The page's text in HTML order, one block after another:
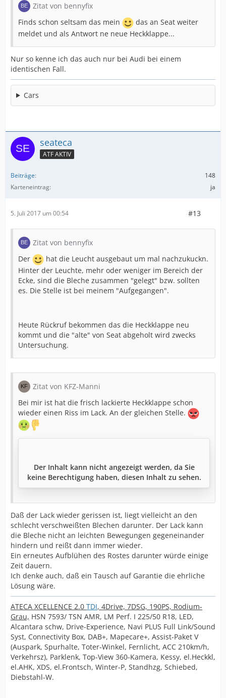
Zitat von bennyfix
Finds schon seltsam das mein
das an Seat weiter
meldet und als Antwort ne neue Heckklappe...
Nur so kenne ich das auch nur bei Audi bei einem
identischen Fall.
Cars
seateca
ATF AKTIV
Beiträge
148
Karteneintrag
ja
5. Juli 2017 um 00:54 #13
Zitat von bennyfix
Der
hat die Leucht ausgebaut um mal nachzukuckn.
Hinter der Leuchte, mehr oder weniger im Bereich der
Ecke, sind die Bleche zusammen "gelegt" bzw. sollten
es. Die Stelle ist bei meinem "Aufgegangen".
Heute Rückruf bekommen das die Heckklappe neu
kommt und die "alte" von Seat abgeholt wird zwecks
Untersuchung.
Zitat von KFZ-Manni
Bei mir ist hat die frisch lackierte Heckklappe schon
wieder einen Riss im Lack. An der gleichen Stelle.
Der Inhalt kann nicht angezeigt werden, da Sie
keine Berechtigung haben, diesen Inhalt zu sehen.
Daß der Lack wieder gerissen ist, liegt vielleicht an den
schlecht verschweißten Blechen darunter. Der Lack kann
die Bleche nicht an leichten Bewegungen gegeneinander
hindern und reißt dann immer wieder.
Ein erneutes Aufblühen des Rostes darunter würde einige
Zeit dauern.
Ich denke auch, daß ein Tausch auf Garantie die ehrliche
Lösung wäre.
ATECA XCELLENCE 2.0 TDI, 4Drive, 7DSG, 190PS, Rodium-
Grau, HSN 7593/ TSN AMR, LM Perf. I 225/50 R18, LED,
Alcantara schw, Drive-Experience, Navi PLUS Full Link/Sound
Syst, Connectivity Box, DAB+, Mapecare+, Assist-Paket V
(Auspark, Spurhalte, Toter-Winkel, Fernlicht, ACC 210km/h,
Verkehrsz), Parklenk, Top-View 360-Kamera, Kessy, el.Heckkl,
el.AHK, XDS, el.Frontsch, Winter-P, Standhzg, Schiebed,
Diebstahl-W.